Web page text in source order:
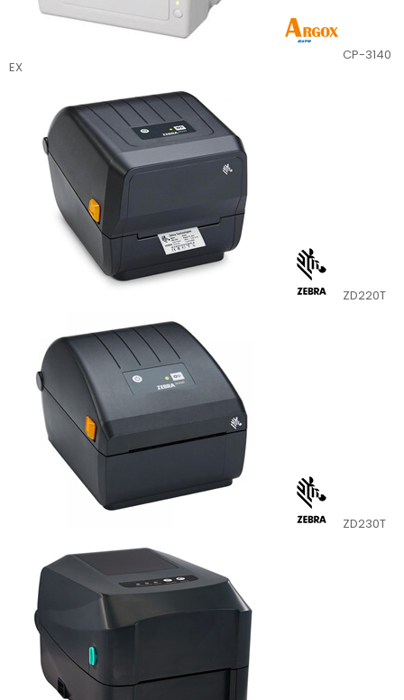
CP-3140
EX
ZD220T
ZD230T